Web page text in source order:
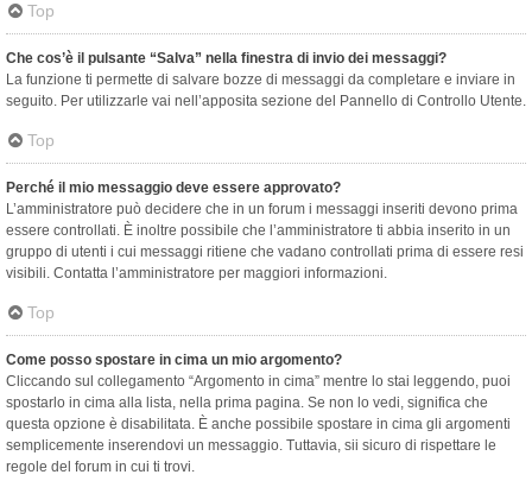
Top
Che cos’è il pulsante “Salva” nella finestra di invio dei messaggi?
La funzione ti permette di salvare bozze di messaggi da completare e inviare in
seguito. Per utilizzarle vai nell’apposita sezione del Pannello di Controllo Utente.
Top
Perché il mio messaggio deve essere approvato?
L’amministratore può decidere che in un forum i messaggi inseriti devono prima
essere controllati. È inoltre possibile che l’amministratore ti abbia inserito in un
gruppo di utenti i cui messaggi ritiene che vadano controllati prima di essere resi
visibili. Contatta l’amministratore per maggiori informazioni.
Top
Come posso spostare in cima un mio argomento?
Cliccando sul collegamento “Argomento in cima” mentre lo stai leggendo, puoi
spostarlo in cima alla lista, nella prima pagina. Se non lo vedi, significa che
questa opzione è disabilitata. È anche possibile spostare in cima gli argomenti
semplicemente inserendovi un messaggio. Tuttavia, sii sicuro di rispettare le
regole del forum in cui ti trovi.